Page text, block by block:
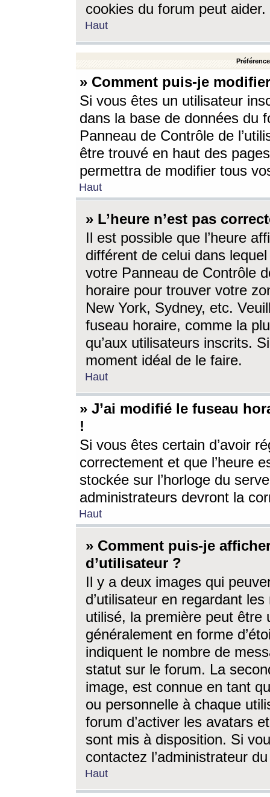
cookies du forum peut aider.
Haut
» Comment puis-je
Si vous êtes un utilisateur
dans la base de données du
Panneau de Contrôle de
être trouvé en haut des
permettra de modifier tous
Haut
» L’heure n’est pas
Il est possible que l’heure
différent de celui dans
votre Panneau de Contrôle
horaire pour trouver votre
New York, Sydney, etc.
fuseau horaire, comme la
qu’aux utilisateurs inscrits.
moment idéal de le faire.
Haut
» J’ai modifié le fuseau
!
Si vous êtes certain d’avoir
correctement et que l’heure
stockée sur l’horloge du
administrateurs devront la
Haut
» Comment puis-je
d’utilisateur ?
Il y a deux images qui
d’utilisateur en regardant
utilisé, la première peut être
généralement en forme
indiquent le nombre de
statut sur le forum. La
image, est connue en tant
ou personnelle à chaque
forum d’activer les avatars
sont mis à disposition. Si
contactez l’administrateur
Haut